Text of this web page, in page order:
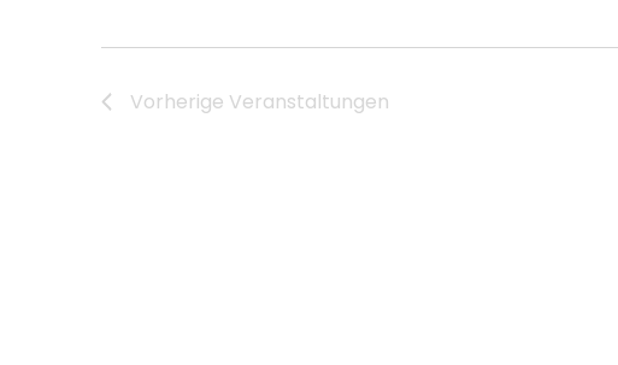
Vorherige Veranstaltungen